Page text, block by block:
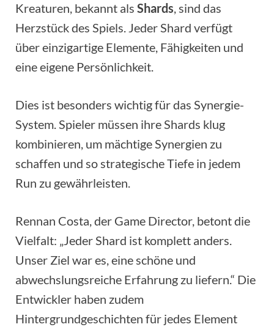
Kreaturen, bekannt als Shards, sind das
Herzstück des Spiels. Jeder Shard verfügt
über einzigartige Elemente, Fähigkeiten und
eine eigene Persönlichkeit.
Dies ist besonders wichtig für das Synergie-
System. Spieler müssen ihre Shards klug
kombinieren, um mächtige Synergien zu
schaffen und so strategische Tiefe in jedem
Run zu gewährleisten.
Rennan Costa, der Game Director, betont die
Vielfalt: „Jeder Shard ist komplett anders.
Unser Ziel war es, eine schöne und
abwechslungsreiche Erfahrung zu liefern.“ Die
Entwickler haben zudem
Hintergrundgeschichten für jedes Element